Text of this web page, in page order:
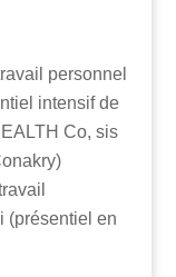
personnel
intensif de
Co, sis
(présentiel en